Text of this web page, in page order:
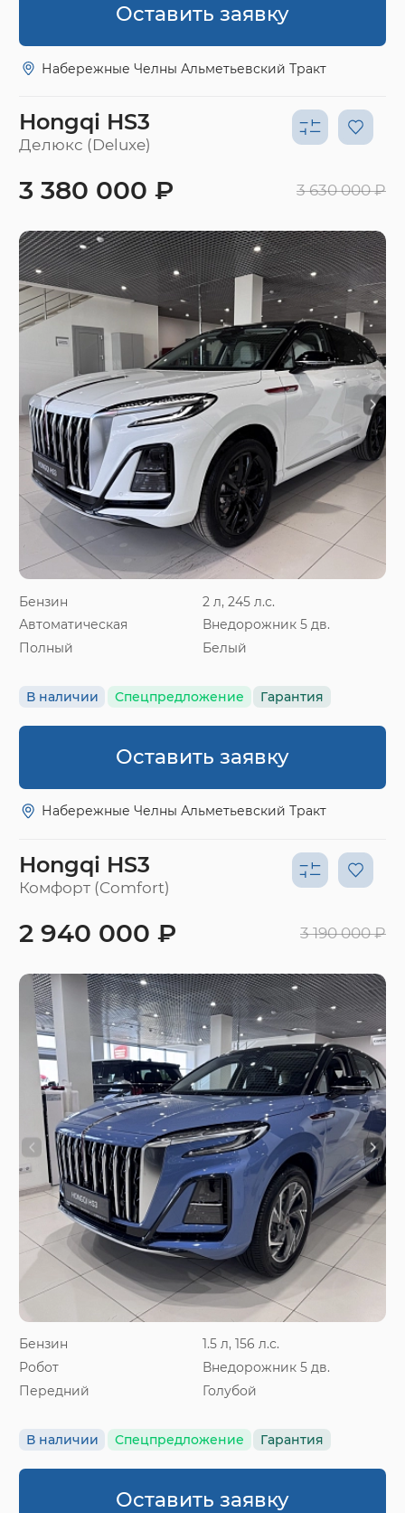
Оставить заявку
Набережные Челны Альметьевский Тракт
Hongqi HS3
Делюкс (Deluxe)
Бензин
2 л, 245 л.с.
Автоматическая
Внедорожник 5 дв.
Полный
Белый
В наличии Спецпредложение Гарантия
3 380 000 ₽ 3 630 000 ₽
Оставить заявку
Набережные Челны Альметьевский Тракт
Hongqi HS3
Комфорт (Comfort)
Бензин
1.5 л, 156 л.с.
Робот
Внедорожник 5 дв.
Передний
Голубой
В наличии Спецпредложение Гарантия
2 940 000 ₽ 3 190 000 ₽
Оставить заявку